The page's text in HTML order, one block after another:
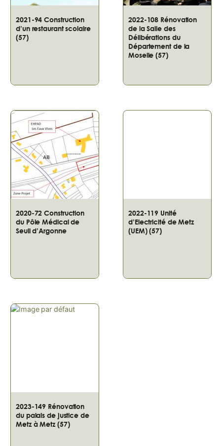
2021-94 Construction
d’un restaurant scolaire
(57)
2022-108 Rénovation
de la Salle des
Délibérations du
Département de la
Moselle (57)
2020-72 Construction
du Pôle Médical de
Seuil d’Argonne
2022-119 Unité
d’Electricité de Metz
(UEM) (57)
2023-149 Rénovation
du palais de justice de
Metz à Metz (57)